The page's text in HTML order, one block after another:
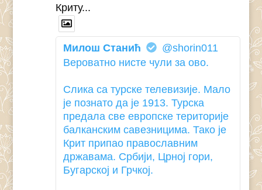
Криту...
Милош Станић
@shorin011
Вероватно нисте чули за ово.
Слика са турске телевизије. Мало
је познато да је 1913. Турска
предала све европске територије
балканским савезницима. Тако је
Крит припао православним
државама. Србији, Црној гори,
Бугарској и Грчкој.